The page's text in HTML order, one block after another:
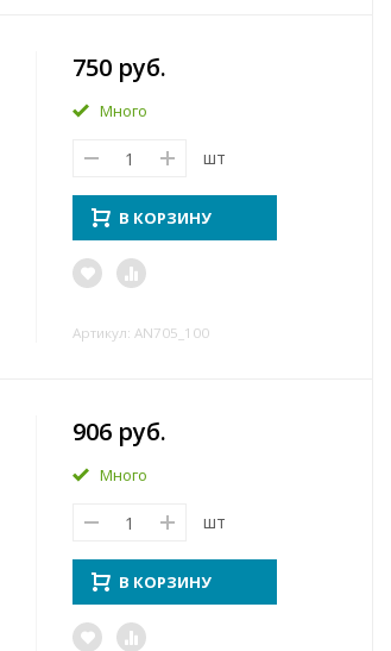
750 руб.
Много
шт
В КОРЗИНУ
Артикул: AN705_100
906 руб.
Много
шт
В КОРЗИНУ